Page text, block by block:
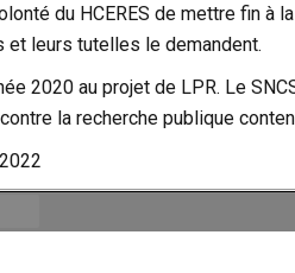
du HCERES de mettre fin
leurs tutelles le demandent.
2020 au projet de LPR. Le
la recherche publique